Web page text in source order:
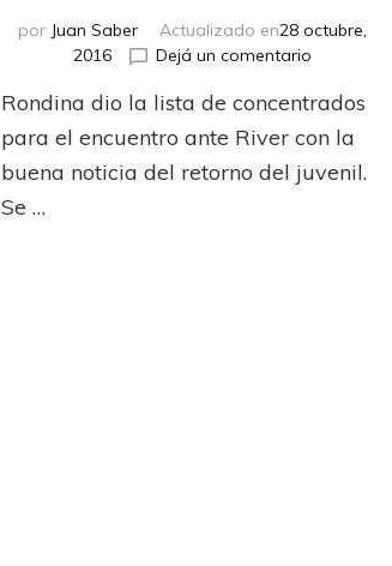
por Juan Saber Actualizado en28 octubre,
2016
Dejá un comentarioen
Curado
Rondina dio la lista de concentrados
para el encuentro ante River con la
buena noticia del retorno del juvenil.
Se …